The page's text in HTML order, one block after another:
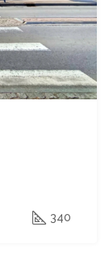
340